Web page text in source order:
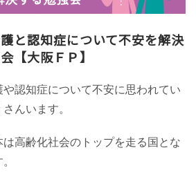
と認知症について不安を解決
【大阪ＦＰ】
認知症について不安に思われてい
んいます。
高齢化社会のトップを走る国とな